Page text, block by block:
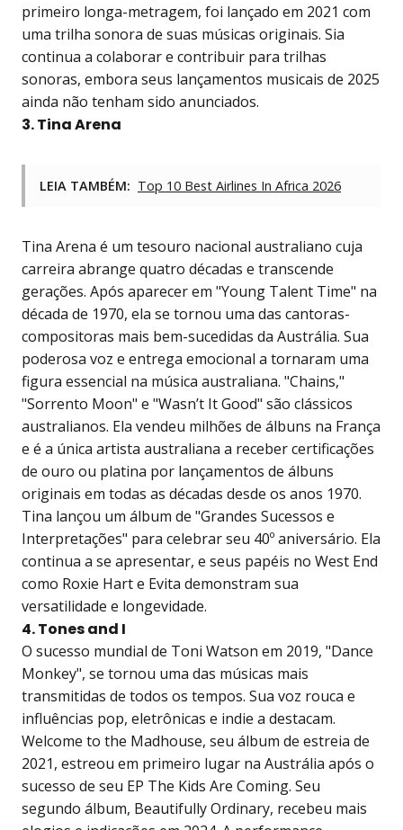
primeiro longa-metragem, foi lançado em 2021 com
uma trilha sonora de suas músicas originais. Sia
continua a colaborar e contribuir para trilhas
sonoras, embora seus lançamentos musicais de 2025
ainda não tenham sido anunciados.
3. Tina Arena
LEIA TAMBÉM: Top 10 Best Airlines In Africa 2026
Tina Arena é um tesouro nacional australiano cuja
carreira abrange quatro décadas e transcende
gerações. Após aparecer em "Young Talent Time" na
década de 1970, ela se tornou uma das cantoras-
compositoras mais bem-sucedidas da Austrália. Sua
poderosa voz e entrega emocional a tornaram uma
figura essencial na música australiana. "Chains,"
"Sorrento Moon" e "Wasn’t It Good" são clássicos
australianos. Ela vendeu milhões de álbuns na França
e é a única artista australiana a receber certificações
de ouro ou platina por lançamentos de álbuns
originais em todas as décadas desde os anos 1970.
Tina lançou um álbum de "Grandes Sucessos e
Interpretações" para celebrar seu 40º aniversário. Ela
continua a se apresentar, e seus papéis no West End
como Roxie Hart e Evita demonstram sua
versatilidade e longevidade.
4. Tones and I
O sucesso mundial de Toni Watson em 2019, "Dance
Monkey", se tornou uma das músicas mais
transmitidas de todos os tempos. Sua voz rouca e
influências pop, eletrônicas e indie a destacam.
Welcome to the Madhouse, seu álbum de estreia de
2021, estreou em primeiro lugar na Austrália após o
sucesso de seu EP The Kids Are Coming. Seu
segundo álbum, Beautifully Ordinary, recebeu mais